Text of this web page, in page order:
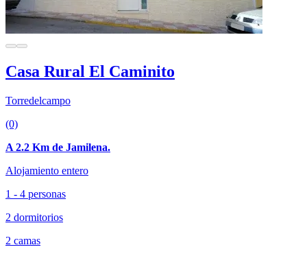
Casa Rural El Caminito
Torredelcampo
(0)
A 2.2 Km de Jamilena.
Alojamiento entero
1 - 4 personas
2 dormitorios
2 camas